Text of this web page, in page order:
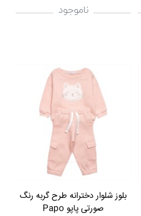
ناموجود
بلوز شلوار دخترانه طرح گربه رنگ
صورتی پاپو Papo